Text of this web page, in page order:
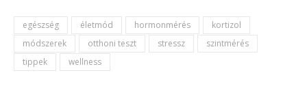
egészség életmód hormonmérés
kortizol
módszerek
otthoni teszt stressz
szintmérés
tippek
wellness